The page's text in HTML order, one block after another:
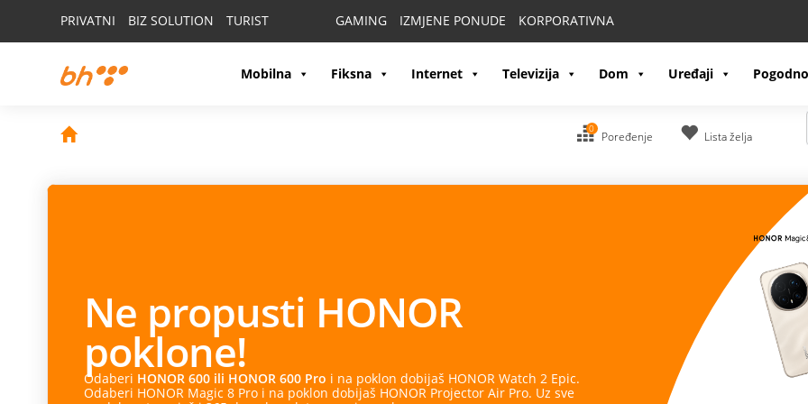
PRIVATNI BIZ SOLUTION TURIST GAMING IZMJENE PONUDE KORPORATIVNA
Mobilna Fiksna Internet Televizija Dom Uređaji
0
Poređenje Lista želja
Ne propusti HONOR
poklone!
Odaberi HONOR 600 ili HONOR 600 Pro i na poklon dobijaš HONOR Watch 2 Epic.
Odaberi HONOR Magic 8 Pro i na poklon dobijaš HONOR Projector Air Pro. Uz sve